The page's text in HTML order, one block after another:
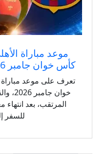
موعد مباراة
كأس خوان جامبر 2026 والقنوات الناقلة
تعرف على موعد
خوان
المرتقب، بعد
للسفر